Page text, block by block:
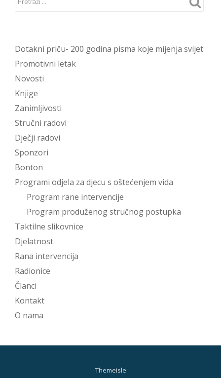
Dotakni priču- 200 godina pisma koje mijenja svijet
Promotivni letak
Novosti
Knjige
Zanimljivosti
Stručni radovi
Dječji radovi
Sponzori
Bonton
Programi odjela za djecu s oštećenjem vida
Program rane intervencije
Program produženog stručnog postupka
Taktilne slikovnice
Djelatnost
Rana intervencija
Radionice
Članci
Kontakt
O nama
Themeisle